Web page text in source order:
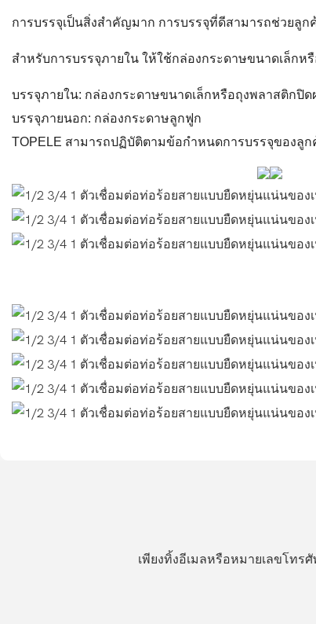
การบรรจุเป็นสิ่งสำคัญมาก การบรรจุที่ดีสามารถช่วยลู
สำหรับการบรรจุภายใน ให้ใช้กล่องกระดาษขนาดเล็ก
บรรจุภายใน: กล่องกระดาษขนาดเล็กหรือถุงพลาสติกปิด
บรรจุภายนอก: กล่องกระดาษลูกฟูก
TOPELE สามารถปฏิบัติตามข้อกำหนดการบรรจุของลูก
เพียงทิ้งอีเมลหรือหมายเลขโท